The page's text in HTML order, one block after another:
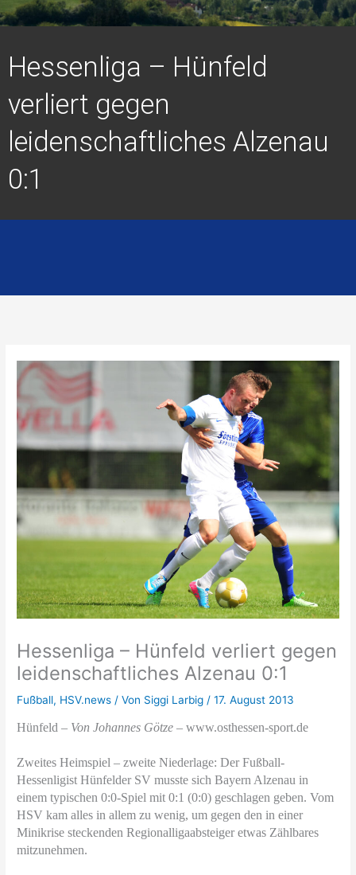
Hessenliga – Hünfeld
verliert gegen
leidenschaftliches Alzenau
0:1
Hessenliga – Hünfeld verliert gegen
leidenschaftliches Alzenau 0:1
Fußball, HSV.news / Von Siggi Larbig /17. August 2013
Hünfeld – Von Johannes Götze – www.osthessen-sport.de
Zweites Heimspiel – zweite Niederlage: Der Fußball-
Hessenligist Hünfelder SV musste sich Bayern Alzenau in
einem typischen 0:0-Spiel mit 0:1 (0:0) geschlagen geben. Vom
HSV kam alles in allem zu wenig, um gegen den in einer
Minikrise steckenden Regionalligaabsteiger etwas Zählbares
mitzunehmen.